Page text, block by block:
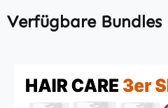
Verfügbare Bundles